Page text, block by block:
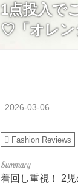
1点投入で
♡「オレン
2026-03-06
Fashion Reviews
着回し重視！ 2